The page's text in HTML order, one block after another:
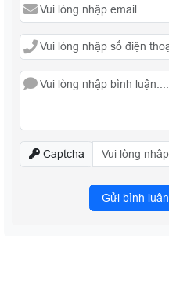
Captcha
Gửi bình luận